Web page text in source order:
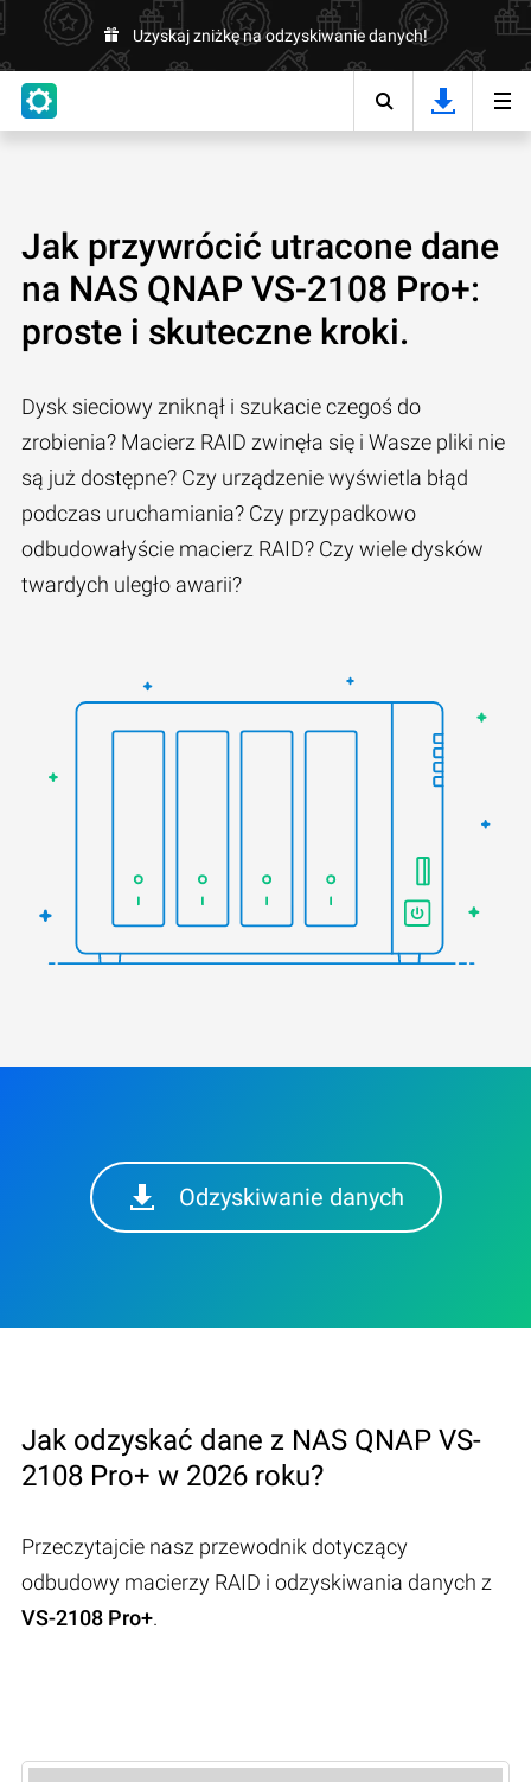
Uzyskaj zniżkę na odzyskiwanie danych!
Jak przywrócić utracone dane
na NAS QNAP VS-2108 Pro+:
proste i skuteczne kroki.
Dysk sieciowy zniknął i szukacie czegoś do
zrobienia? Macierz RAID zwinęła się i Wasze pliki nie
są już dostępne? Czy urządzenie wyświetla błąd
podczas uruchamiania? Czy przypadkowo
odbudowałyście macierz RAID? Czy wiele dysków
twardych uległo awarii?
Odzyskiwanie danych
Jak odzyskać dane z NAS QNAP VS-
2108 Pro+ w 2026 roku?
Przeczytajcie nasz przewodnik dotyczący
odbudowy macierzy RAID i odzyskiwania danych z
VS-2108 Pro+.